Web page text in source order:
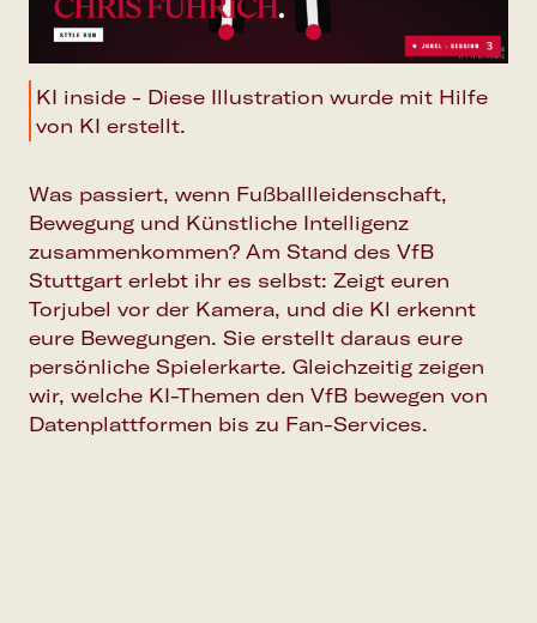
KI inside - Diese Illustration wurde mit Hilfe
von KI erstellt.
Was passiert, wenn Fußballleidenschaft,
Bewegung und Künstliche Intelligenz
zusammenkommen? Am Stand des VfB
Stuttgart erlebt ihr es selbst: Zeigt euren
Torjubel vor der Kamera, und die Kl erkennt
eure Bewegungen. Sie erstellt daraus eure
persönliche Spielerkarte. Gleichzeitig zeigen
wir, welche KI-Themen den VfB bewegen von
Datenplattformen bis zu Fan-Services.